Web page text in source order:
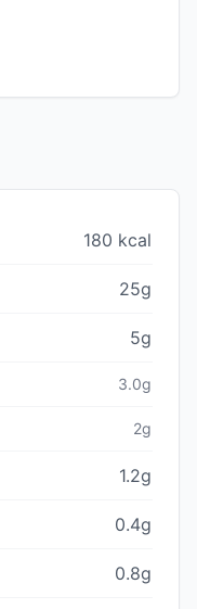
180 kcal
25g
5g
3.0g
2g
1.2g
0.4g
0.8g